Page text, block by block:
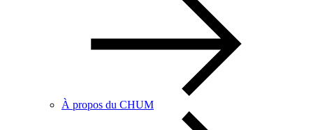
À propos du CHUM